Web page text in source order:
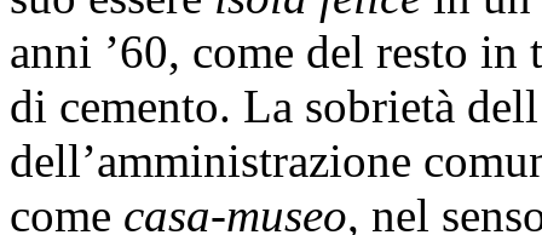
anni ’60, come del resto
di cemento. La sobrietà
dell’amministrazione
come casa-museo, nel